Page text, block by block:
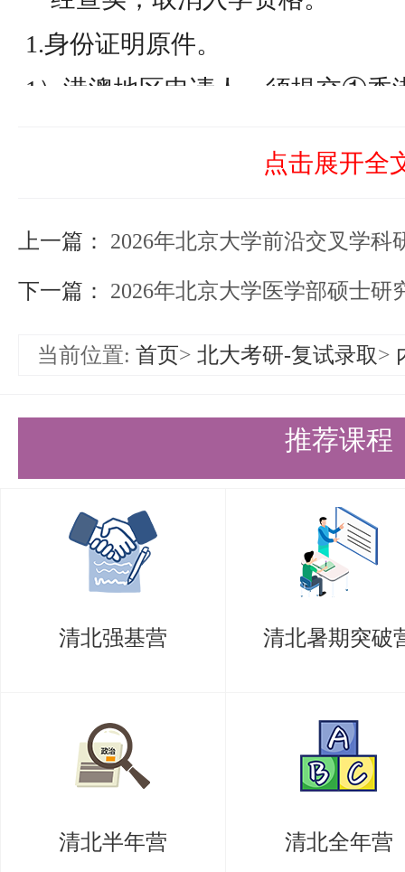
1.身份证明原件。
1）港澳地区申请人，须提交①香
2）台湾地区申请人，须提交①在
2.最高学历及学位证书原件。
证明信原件；学历学位证书在国
3.外语水平证明原件。
在查验外语水平证明原件的同时
IELTS、TOEFL、GRE、GMAT
4.考生本人签名的《诚信复试承
复试前考生须签订《诚信复试承
材料真实，诚信应试。
点击展开全
上一篇： 2026年北京大学前沿交叉学科研究院留学生攻读
下一篇： 2026年北京大学医学部硕士研究生
当前位置: 首页> 北大考研-复试录取>
推荐课程
清北强基营 清北暑期突破
清北半年营 清北全年营